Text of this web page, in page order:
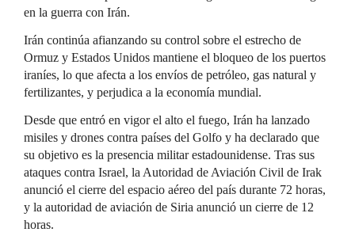
en la guerra con Irán.
Irán continúa afianzando su control sobre el estrecho de
Ormuz y Estados Unidos mantiene el bloqueo de los puertos
iraníes, lo que afecta a los envíos de petróleo, gas natural y
fertilizantes, y perjudica a la economía mundial.
Desde que entró en vigor el alto el fuego, Irán ha lanzado
misiles y drones contra países del Golfo y ha declarado que
su objetivo es la presencia militar estadounidense. Tras sus
ataques contra Israel, la Autoridad de Aviación Civil de Irak
anunció el cierre del espacio aéreo del país durante 72 horas,
y la autoridad de aviación de Siria anunció un cierre de 12
horas.